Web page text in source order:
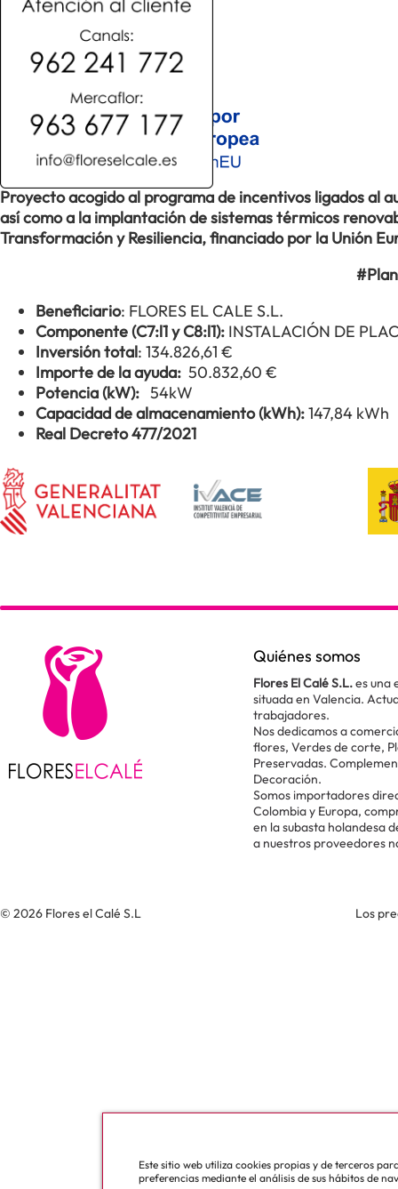
Proyecto acogido al programa de incentivos ligados al
así como a la implantación de sistemas térmicos
Transformación y Resiliencia, financiado por la Unión
Beneficiario: FLORES EL CALE S.L.
Componente (C7:l1 y C8:l1): INSTALACIÓN DE
Inversión total: 134.826,61 €
Importe de la ayuda: 50.832,60 €
Potencia (kW): 54kW
Capacidad de almacenamiento (kWh):147,84 kWh
Real Decreto 477/2021
Quiénes somos
Flores El Calé S.L.es una
situada en Valencia.
trabajadores.
Nos dedicamos a
flores, Verdes de corte,
Preservadas.
Decoración.
Somos importadores
Colombia y Europa,
en la subasta holandesa
a nuestros proveedores
© 2026 Flores el Calé S.L Los
Este sitio web utiliza cookies propias y de terceros
preferencias mediante el análisis de sus hábitos de